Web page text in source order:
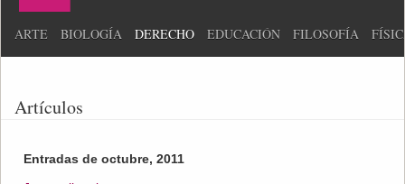
ARTE BIOLOGÍA DERECHO EDUCACIÓN FILOSOFÍA
Artículos
Entradas de octubre, 2011